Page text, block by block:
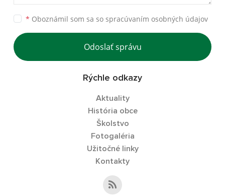
* Oboznámil som sa so spracúvaním osobných údajov
Odoslať správu
Rýchle odkazy
Aktuality
História obce
Školstvo
Fotogaléria
Užitočné linky
Kontakty